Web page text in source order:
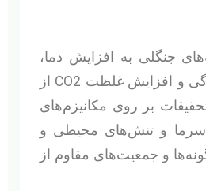
جنگلی به افزایش دما،
تغییر الگوهای بارندگی و افزایش غلظت CO2 از
بر روی مکانیزم‌های
و تنش‌های محیطی و
و جمعیت‌های مقاوم از